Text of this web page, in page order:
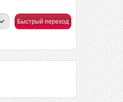
Быстрый переход